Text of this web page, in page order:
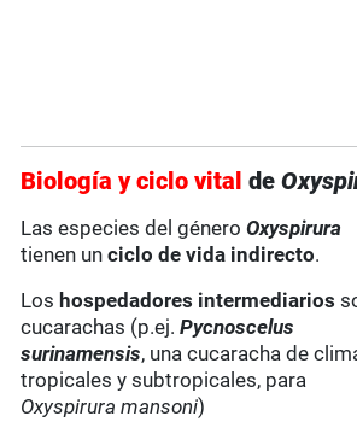
Biología y ciclo vital de
Las especies del género Oxyspirura
tienen unciclo de vida indirecto.
Los hospedadores intermediarios
cucarachas (p.ej.Pycnoscelus
surinamensis, una cucaracha de
tropicales y subtropicales, para
Oxyspirura mansoni)